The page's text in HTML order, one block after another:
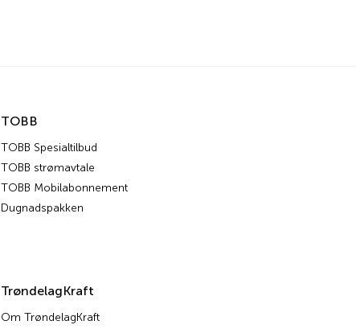
TOBB
TOBB Spesialtilbud
TOBB strømavtale
TOBB Mobilabonnement
Dugnadspakken
TrøndelagKraft
Om TrøndelagKraft